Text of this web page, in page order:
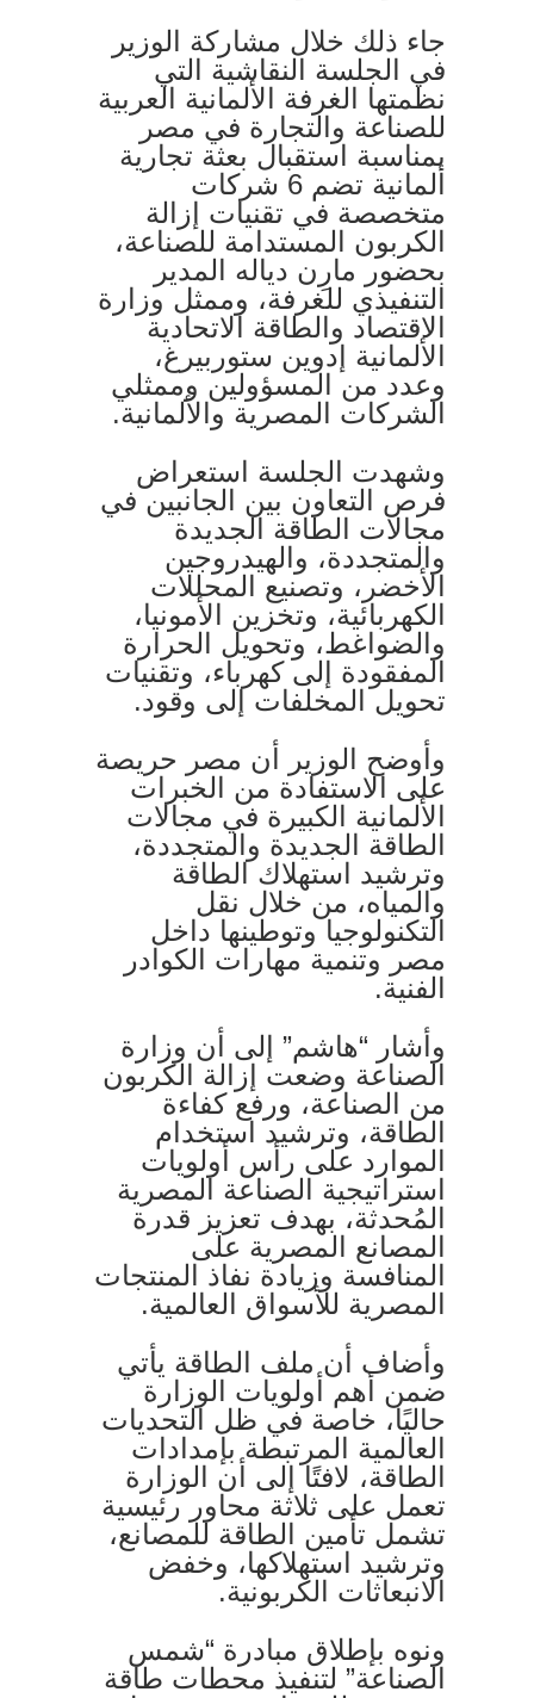
جاء ذلك خلال مشاركة الوزير
في الجلسة النقاشية التي
نظمتها الغرفة الألمانية العربية
للصناعة والتجارة في مصر
بمناسبة استقبال بعثة تجارية
ألمانية تضم 6 شركات
متخصصة في تقنيات إزالة
الكربون المستدامة للصناعة،
بحضور مارِن دياله المدير
التنفيذي للغرفة، وممثل وزارة
الاقتصاد والطاقة الاتحادية
الألمانية إدوين ستوربيرغ،
وعدد من المسؤولين وممثلي
الشركات المصرية والألمانية.
وشهدت الجلسة استعراض
فرص التعاون بين الجانبين في
مجالات الطاقة الجديدة
والمتجددة، والهيدروجين
الأخضر، وتصنيع المحللات
الكهربائية، وتخزين الأمونيا،
والضواغط، وتحويل الحرارة
المفقودة إلى كهرباء، وتقنيات
تحويل المخلفات إلى وقود.
وأوضح الوزير أن مصر حريصة
على الاستفادة من الخبرات
الألمانية الكبيرة في مجالات
الطاقة الجديدة والمتجددة،
وترشيد استهلاك الطاقة
والمياه، من خلال نقل
التكنولوجيا وتوطينها داخل
مصر وتنمية مهارات الكوادر
الفنية.
وأشار “هاشم” إلى أن وزارة
الصناعة وضعت إزالة الكربون
من الصناعة، ورفع كفاءة
الطاقة، وترشيد استخدام
الموارد على رأس أولويات
استراتيجية الصناعة المصرية
المُحدثة، بهدف تعزيز قدرة
المصانع المصرية على
المنافسة وزيادة نفاذ المنتجات
المصرية للأسواق العالمية.
وأضاف أن ملف الطاقة يأتي
ضمن أهم أولويات الوزارة
حاليًا، خاصة في ظل التحديات
العالمية المرتبطة بإمدادات
الطاقة، لافتًا إلى أن الوزارة
تعمل على ثلاثة محاور رئيسية
تشمل تأمين الطاقة للمصانع،
وترشيد استهلاكها، وخفض
الانبعاثات الكربونية.
ونوه بإطلاق مبادرة “شمس
الصناعة” لتنفيذ محطات طاقة